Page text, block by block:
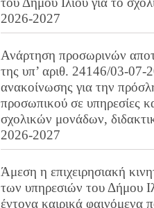
2026-2027
Ανάρτηση προσωρινών
της υπ’ αριθ. 24146/03-07-
ανακοίνωσης για την
προσωπικού σε υπηρεσίες
σχολικών μονάδων,
2026-2027
Άμεση η επιχειρησιακή
των υπηρεσιών του Δήμου
έντονα καιρικά φαινόμενα